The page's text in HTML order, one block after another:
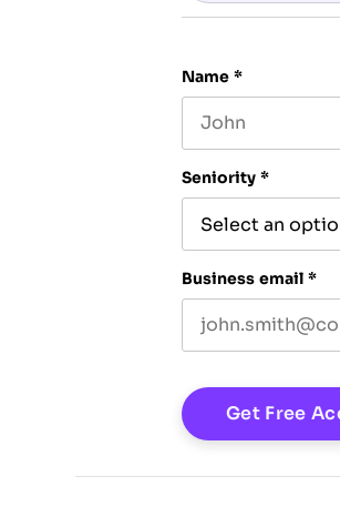
Name *
Seniority *
Business email *